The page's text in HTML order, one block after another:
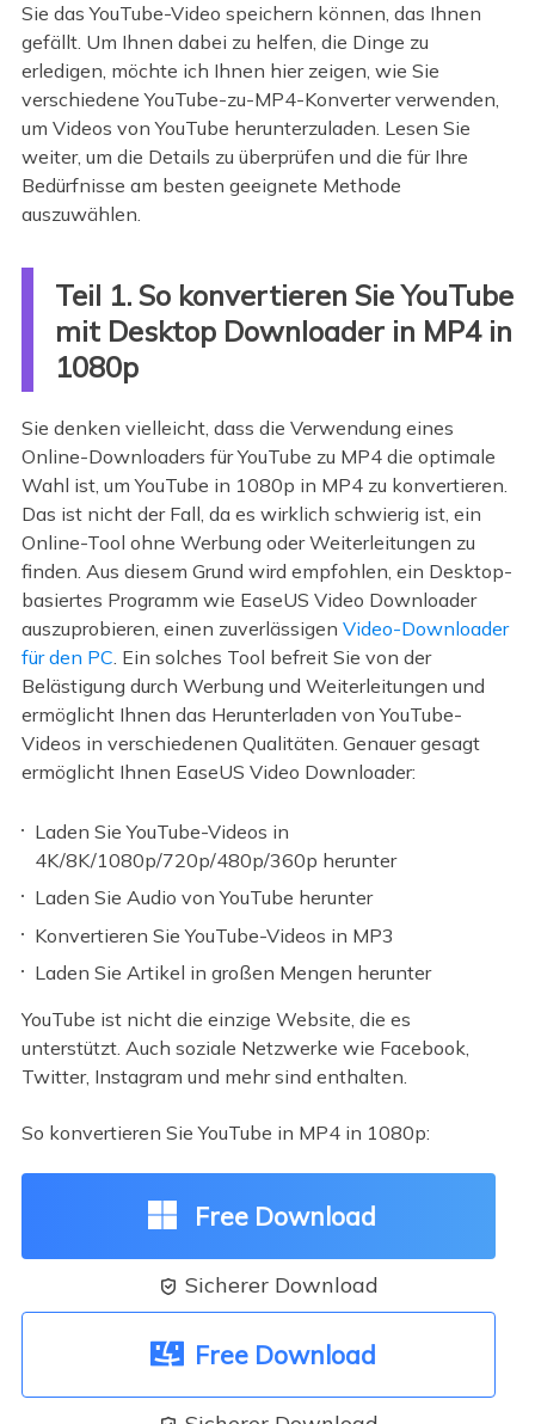
Sie das YouTube-Video speichern können, das Ihnen
gefällt. Um Ihnen dabei zu helfen, die Dinge zu
erledigen, möchte ich Ihnen hier zeigen, wie Sie
verschiedene YouTube-zu-MP4-Konverter verwenden,
um Videos von YouTube herunterzuladen. Lesen Sie
weiter, um die Details zu überprüfen und die für Ihre
Bedürfnisse am besten geeignete Methode
auszuwählen.
Teil 1. So konvertieren Sie YouTube
mit Desktop Downloader in MP4 in
1080p
Sie denken vielleicht, dass die Verwendung eines
Online-Downloaders für YouTube zu MP4 die optimale
Wahl ist, um YouTube in 1080p in MP4 zu konvertieren.
Das ist nicht der Fall, da es wirklich schwierig ist, ein
Online-Tool ohne Werbung oder Weiterleitungen zu
finden. Aus diesem Grund wird empfohlen, ein Desktop-
basiertes Programm wie EaseUS Video Downloader
auszuprobieren, einen zuverlässigen Video-Downloader
für den PC . Ein solches Tool befreit Sie von der
Belästigung durch Werbung und Weiterleitungen und
ermöglicht Ihnen das Herunterladen von YouTube-
Videos in verschiedenen Qualitäten. Genauer gesagt
ermöglicht Ihnen EaseUS Video Downloader:
Laden Sie YouTube-Videos in
4K/8K/1080p/720p/480p/360p herunter
Laden Sie Audio von YouTube herunter
Konvertieren Sie YouTube-Videos in MP3
Laden Sie Artikel in großen Mengen herunter
YouTube ist nicht die einzige Website, die es
unterstützt. Auch soziale Netzwerke wie Facebook,
Twitter, Instagram und mehr sind enthalten.
So konvertieren Sie YouTube in MP4 in 1080p:
Free Download
 Sicherer Download
Free Download